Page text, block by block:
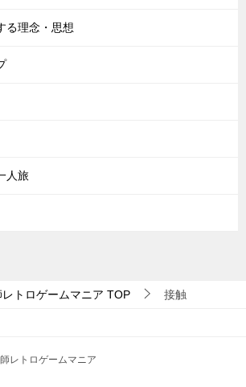
る理念・思想
人旅
トロゲームマニア TOP 接触
レトロゲームマニア